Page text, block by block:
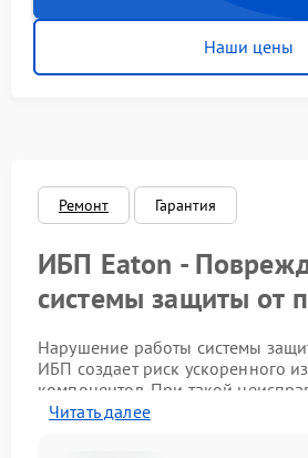
Наши цены
Ремонт Гарантия
ИБП Eaton -
системы защиты от
Нарушение работы системы
ИБП создает риск ускоренного
компонентов. При такой
теряет способность
Читать далее